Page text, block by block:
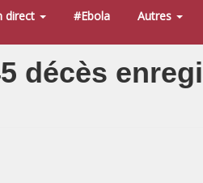
direct #Ebola Autres
décès